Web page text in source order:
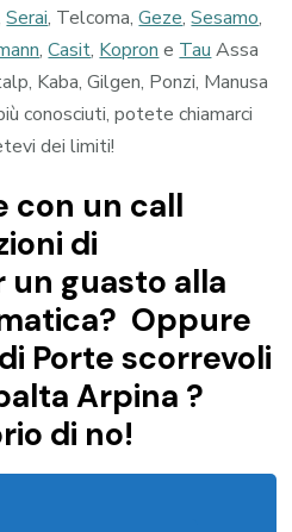
Serai, Telcoma,Geze,Sesamo,
,Casit, Kopron e Tau Assa
Kaba, Gilgen, Ponzi, Manusa
conosciuti, potete chiamarci
dei limiti!
con un call
di
un guasto alla
Oppure
Porte scorrevoli
Arpina ?
di no!